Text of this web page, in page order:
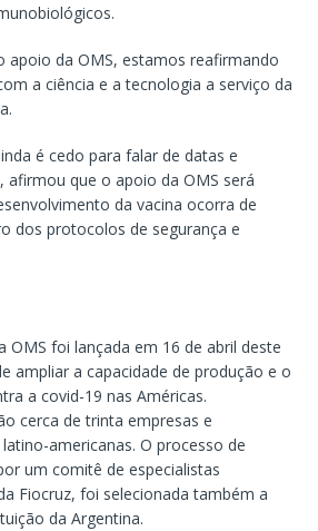
apoio da OMS, estamos reafirmando
a ciência e a tecnologia a serviço da
é cedo para falar de datas e
que o apoio da OMS será
da vacina ocorra de
dos protocolos de segurança e
OMS foi lançada em 16 de abril deste
ampliar a capacidade de produção e o
a covid-19 nas Américas.
cerca de trinta empresas e
americanas. O processo de
um comitê de especialistas
Fiocruz, foi selecionada também a
da Argentina.